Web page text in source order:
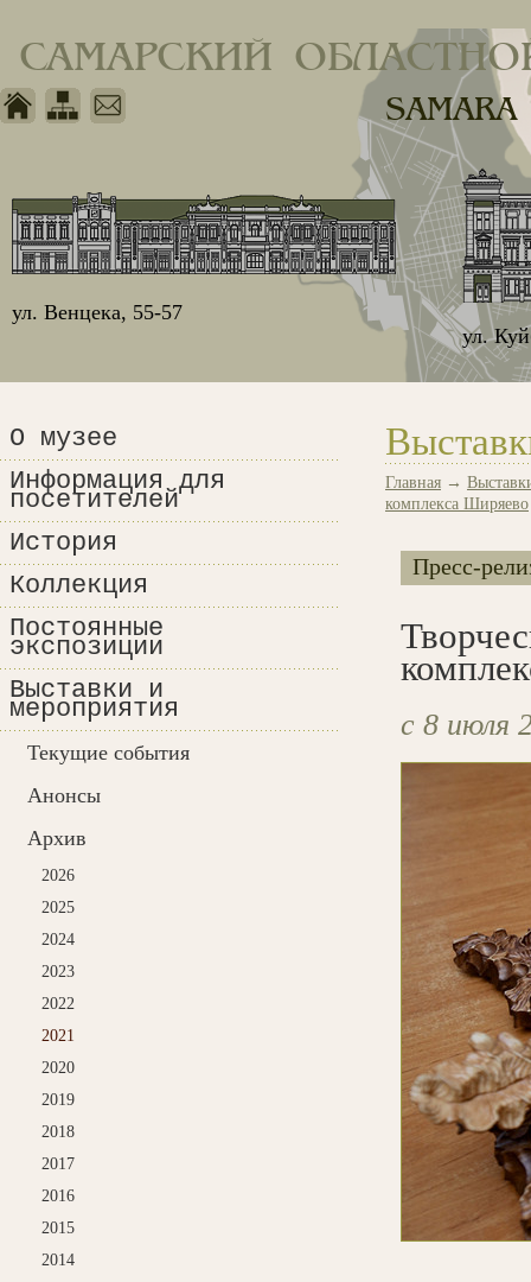
САМАРСКИЙ
ул.
ул. Венцека, 55-57
О музее
Информация для
посетителей
История
Коллекция
Постоянные
экспозиции
Выставки и
мероприятия
Текущие события
Анонсы
Архив
2026
2025
2024
2023
2022
2021
2020
2019
2018
2017
2016
2015
2014
Главная →
комплекса Ширяево
Пресс-
с 8 июля